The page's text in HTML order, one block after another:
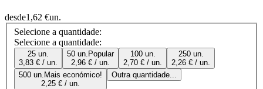
desde1,62 €un.
Selecione a quantidade:
Selecione a quantidade:
25 un.
3,83 € / un.
50 un. Popular
2,96 € / un.
100 un.
2,70 € / un.
250 un.
2,26 € / un.
500 un. Mais económico!
2,25 € / un.
Outra quantidade...